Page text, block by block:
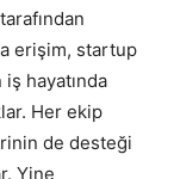
erişim, startup
iş hayatında
Her ekip
de desteği
Yine